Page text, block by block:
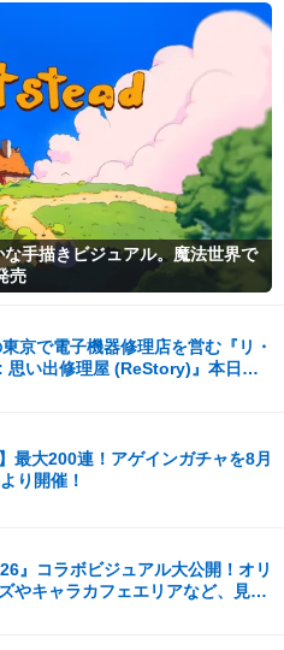
手描きビジュアル。魔法世界で
売
京で電子機器修理店を営む『リ・
思い出修理屋 (ReStory)』本日
最大200連！アゲインガチャを8月
り開催！
』コラボビジュアル大公開！オリ
やキャラカフェエリアなど、見ど